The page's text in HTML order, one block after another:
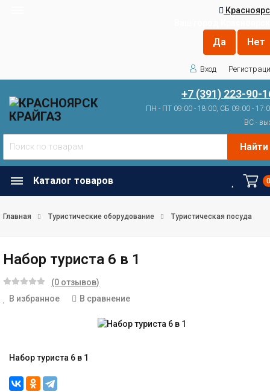
Вход
+7 (391) 223-90-
ПН - ПТ 09:00 - 18:00, СБ 09:00 -
ВС -
Найти
Каталог товаров
Главная Туристические оборудование Туристическая посуда
Набор туриста 6 в 1
(0 отзывов)
В избранное
В сравнение
Набор туриста 6 в 1